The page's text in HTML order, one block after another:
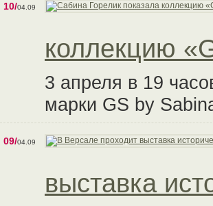
10/04.09
коллекцию
3 апреля в 19
марки GS by
09/04.09
выставка